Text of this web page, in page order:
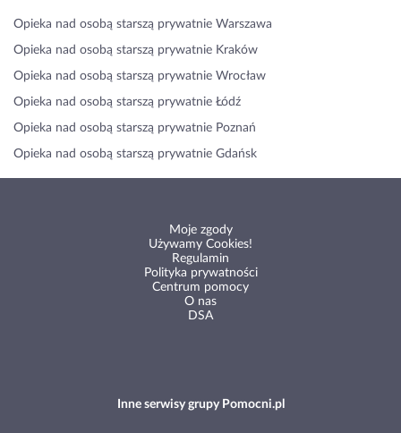
Opieka nad osobą starszą prywatnie Warszawa
Opieka nad osobą starszą prywatnie Kraków
Opieka nad osobą starszą prywatnie Wrocław
Opieka nad osobą starszą prywatnie Łódź
Opieka nad osobą starszą prywatnie Poznań
Opieka nad osobą starszą prywatnie Gdańsk
Moje zgody
Używamy Cookies!
Regulamin
Polityka prywatności
Centrum pomocy
O nas
DSA
Inne serwisy grupy Pomocni.pl